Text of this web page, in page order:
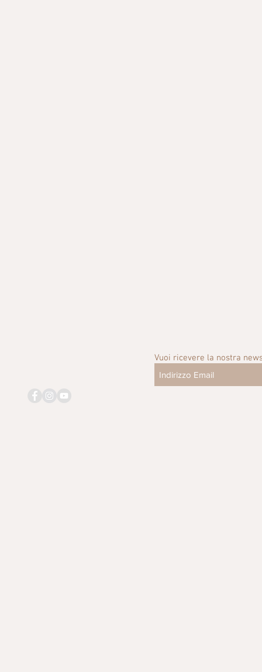
Vuoi ricevere la nostra